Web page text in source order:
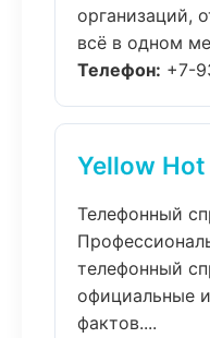
организаций,
всё в одном
Телефон: +7-
Yellow
Телефонный
телефонный
официальные
фактов....